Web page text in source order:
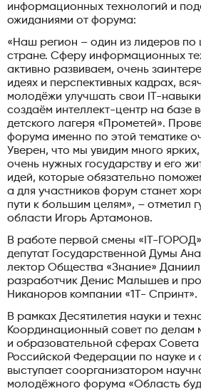
информационных технологий и
ожиданиями от форума:
«Наш регион – один из лидеров по
стране. Сферу информационных
активно развиваем, очень
идеях и перспективных кадрах,
молодёжи улучшать свои IT-
создаём интеллект-центр на базе
детского лагеря «Прометей».
форума именно по этой тематике
Уверен, что мы увидим много
очень нужных государству и его
идей, которые обязательно
а для участников форум станет
пути к большим целям», – отметил
области Игорь Артамонов.
В работе первой смены «IT-
депутат Государственной Думы
лектор Общества «Знание»
разработчик Денис Малышев и
Никаноров компании «1T- Спринт».
В рамках Десятилетия науки и
Координационный совет по делам
и образовательной сферах
Российской Федерации по науке
выступает соорганизатором
молодёжного форума «Область